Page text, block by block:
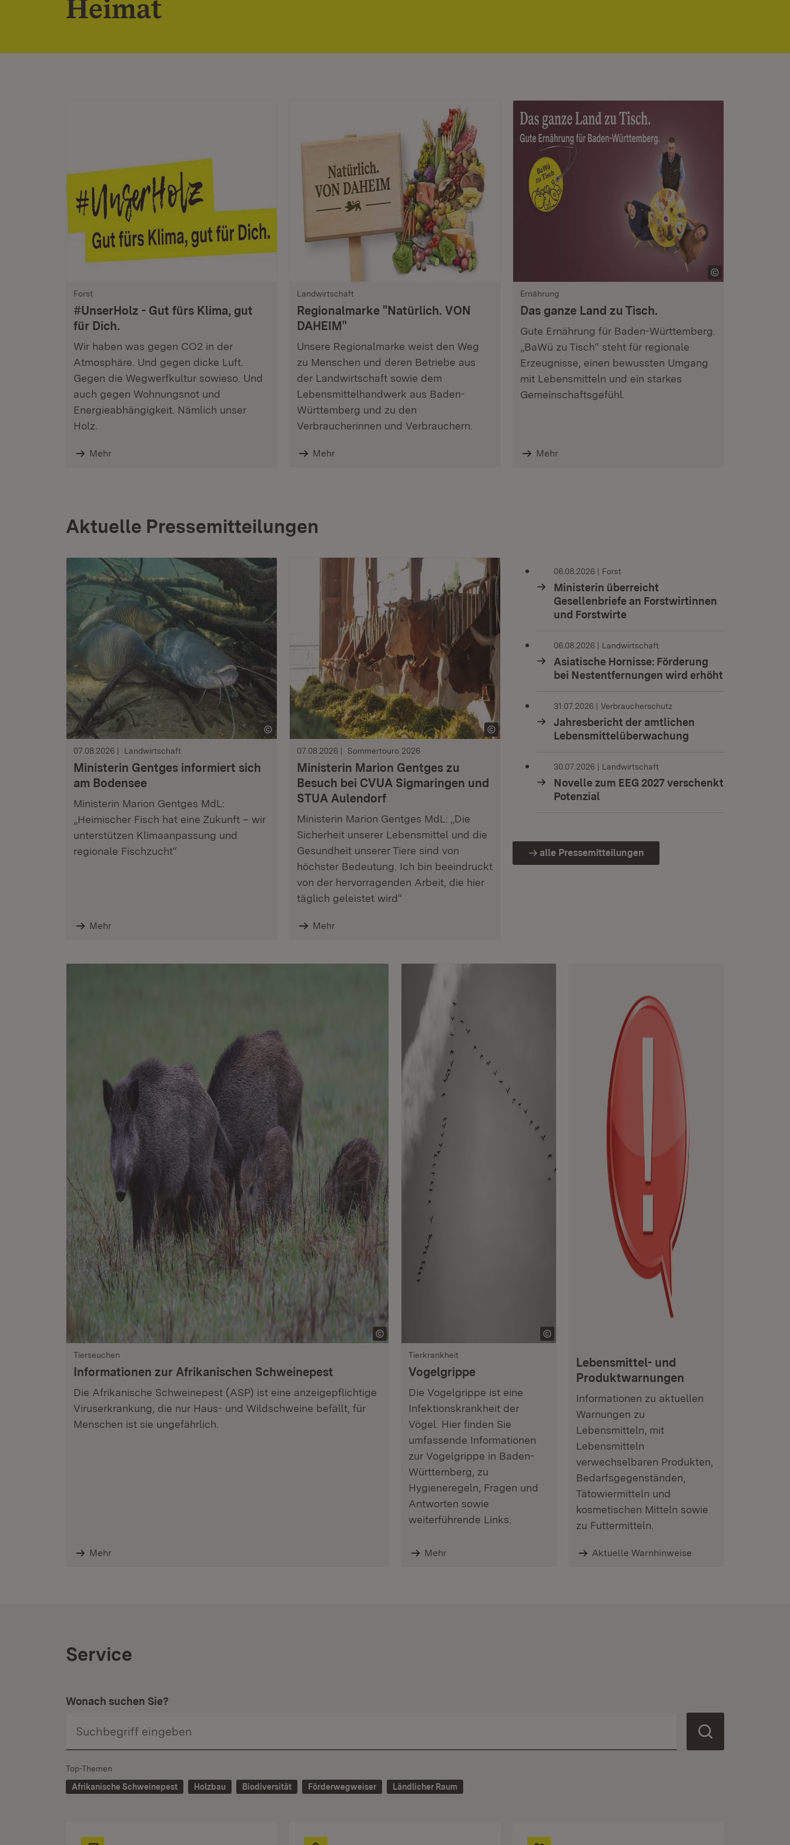
Heimat
Forst
#UnserHolz - Gut fürs Klima, gut
für Dich.
Wir haben was gegen CO2 in der
Atmosphäre. Und gegen dicke Luft.
Gegen die Wegwerfkultur sowieso. Und
auch gegen Wohnungsnot und
Energieabhängigkeit. Nämlich unser
Holz.
Mehr
Landwirtschaft
Regionalmarke "Natürlich. VON
DAHEIM"
Unsere Regionalmarke weist den Weg
zu Menschen und deren Betriebe aus
der Landwirtschaft sowie dem
Lebensmittelhandwerk aus Baden-
Württemberg und zu den
Verbraucherinnen und Verbrauchern.
Mehr
Ernährung
Das ganze Land zu Tisch.
Gute Ernährung für Baden-Württemberg.
„BaWü zu Tisch“ steht für regionale
Erzeugnisse, einen bewussten Umgang
mit Lebensmitteln und ein starkes
Gemeinschaftsgefühl.
Mehr
Aktuelle Pressemitteilungen
07.08.2026 Landwirtschaft
Ministerin Gentges informiert sich
am Bodensee
Ministerin Marion Gentges MdL:
„Heimischer Fisch hat eine Zukunft – wir
unterstützen Klimaanpassung und
regionale Fischzucht“
Mehr
07.08.2026 Sommertouro 2026
Ministerin Marion Gentges zu
Besuch bei CVUA Sigmaringen und
STUA Aulendorf
Ministerin Marion Gentges MdL: „Die
Sicherheit unserer Lebensmittel und die
Gesundheit unserer Tiere sind von
höchster Bedeutung. Ich bin beeindruckt
von der hervorragenden Arbeit, die hier
täglich geleistet wird“
Mehr
06.08.2026 Forst
Ministerin überreicht
Gesellenbriefe an Forstwirtinnen
und Forstwirte
06.08.2026 Landwirtschaft
Asiatische Hornisse: Förderung
bei Nestentfernungen wird erhöht
31.07.2026 Verbraucherschutz
Jahresbericht der amtlichen
Lebensmittelüberwachung
30.07.2026 Landwirtschaft
Novelle zum EEG 2027 verschenkt
Potenzial
alle Pressemitteilungen
Tierseuchen
Informationen zur Afrikanischen Schweinepest
Die Afrikanische Schweinepest (ASP) ist eine anzeigepflichtige
Viruserkrankung, die nur Haus- und Wildschweine befällt, für
Menschen ist sie ungefährlich.
Mehr
Tierkrankheit
Vogelgrippe
Die Vogelgrippe ist eine
Infektionskrankheit der
Vögel. Hier finden Sie
umfassende Informationen
zur Vogelgrippe in Baden-
Württemberg, zu
Hygieneregeln, Fragen und
Antworten sowie
weiterführende Links.
Mehr
Lebensmittel- und
Produktwarnungen
Informationen zu aktuellen
Warnungen zu
Lebensmitteln, mit
Lebensmitteln
verwechselbaren Produkten,
Bedarfsgegenständen,
Tätowiermitteln und
kosmetischen Mitteln sowie
zu Futtermitteln.
Aktuelle Warnhinweise
Service
Wonach suchen Sie?
Top-Themen
Afrikanische Schweinepest
Holzbau Biodiversität Förderwegweiser Ländlicher Raum